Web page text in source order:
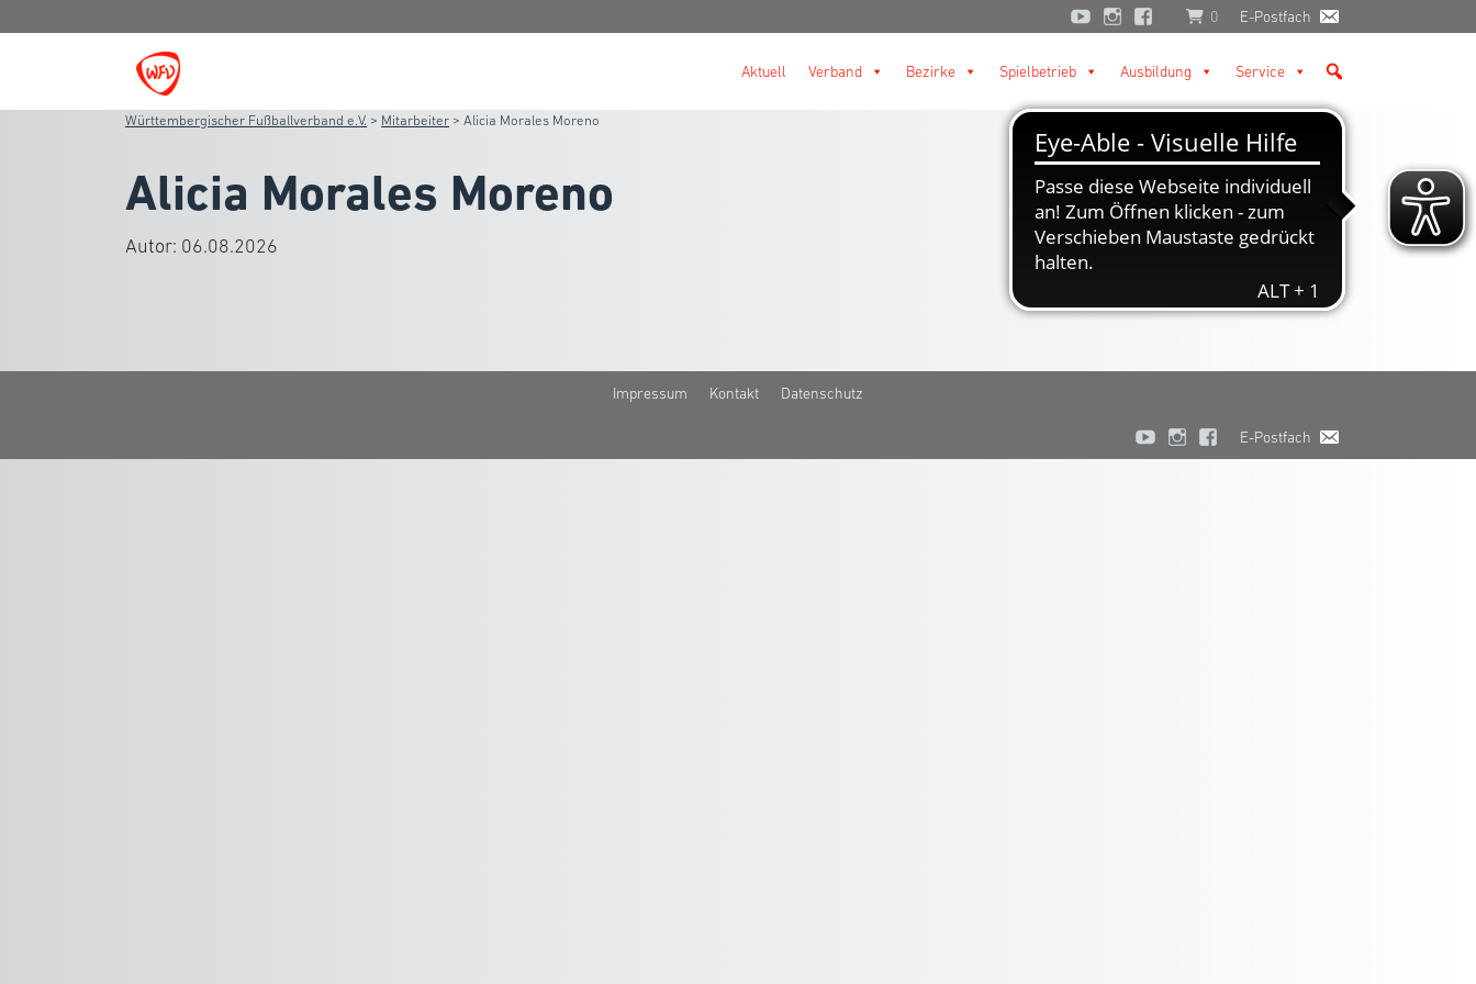
0 E-Postfach
Aktuell Verband Bezirke Spielbetrieb Ausbildung Service
Württembergischer Fußballverband e.V. > Mitarbeiter > Alicia Morales Moreno
Alicia Morales Moreno
Autor: 06.08.2026
Impressum Kontakt Datenschutz
E-Postfach